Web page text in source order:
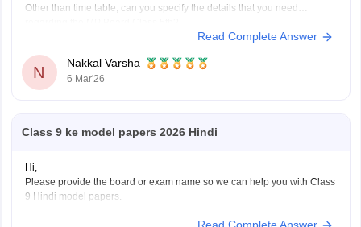
Other than time table, can you specify the details that you need
Read Complete Answer
N
Nakkal Varsha
6 Mar'26
Class 9 ke model papers 2026 Hindi
Hi,
Please provide the board or exam name so we can help you with Class
9 Hindi model papers.